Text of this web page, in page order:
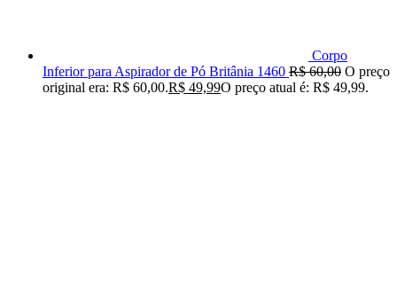
Corpo
Inferior para Aspirador de Pó Britânia 1460 R$60,00 O preço
original era: R$ 60,00.R$ 49,99O preço atual é: R$ 49,99.